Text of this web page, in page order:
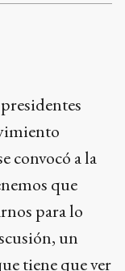
convocó a la
que
para lo
un
tiene que ver